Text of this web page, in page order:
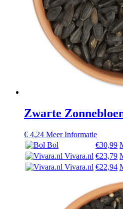
Zwarte
€ 4,24 Meer Informatie
Bol
€30,99
Vivara.nl €23,79
Vivara.nl €22,94